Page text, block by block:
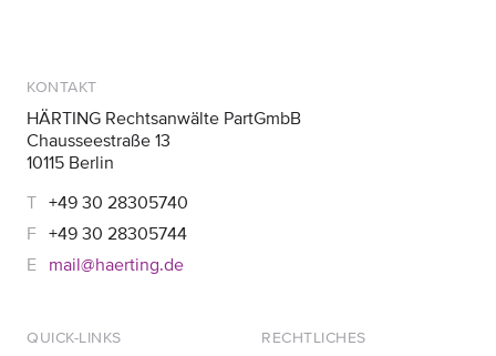
KONTAKT
HÄRTING Rechtsanwälte PartGmbB
Chausseestraße 13
10115 Berlin
+49 30 28305740
+49 30 28305744
mail@haerting.de
QUICK-LINKS RECHTLICHES